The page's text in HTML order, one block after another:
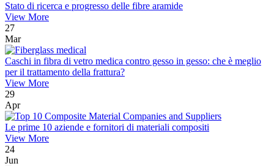
Stato di ricerca e progresso delle fibre aramide
View More
27
Mar
Caschi in fibra di vetro medica contro gesso in gesso: che è meglio
per il trattamento della frattura?
View More
29
Apr
Le prime 10 aziende e fornitori di materiali compositi
View More
24
Jun